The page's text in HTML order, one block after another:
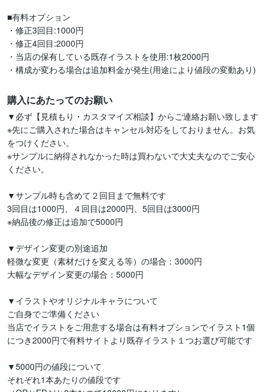
■有料オプション
・修正3回目:1000円
・修正4回目:2000円
・当店の保有している既存イラストを使用:1枚2000円
購入にあたってのお願い
▼必ず【見積もり・カスタマイズ相談】からご連絡お願い致します
※先にご購入された場合はキャンセル対応をしておりません。お気
をつけください。
※サンプルに納得されなかった時は買わないで大丈夫なのでご安心
ください。
▼サンプル時も含めて２回目まで無料です
3回目は1000円、４回目は2000円、5回目は3000円
※納品後の修正は追加で5000円
▼デザイン変更の別途追加
軽微な変更（素材だけを変える等）の場合：3000円
大幅なデザイン変更の場合：5000円
▼イラストやオリジナルキャラについて
ご自身でご準備ください
当店でイラストをご用意する場合は有料オプションでイラスト1個
につき2000円で有料サイトより既存イラスト１つお選び可能です
▼5000円の値段について
それぞれ1本あたりの値段です